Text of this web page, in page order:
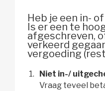
Heb je een in-
Is er een te
afgeschreven,
verkeerd
vergoeding
Niet in-/
Vraag teveel